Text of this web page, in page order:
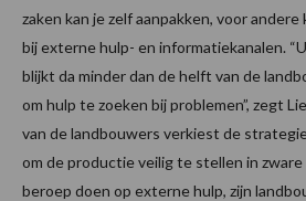
zaken kan je zelf aanpakken, voor
bij externe hulp- en informatiekanalen.
blijkt da minder dan de helft van de
om hulp te zoeken bij problemen”, zegt
van de landbouwers verkiest de
om de productie veilig te stellen in
beroep doen op externe hulp, zijn